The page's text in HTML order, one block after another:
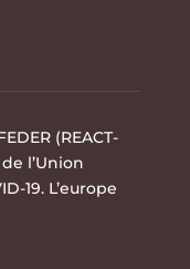
(REACT-
l’Union
19. L’europe